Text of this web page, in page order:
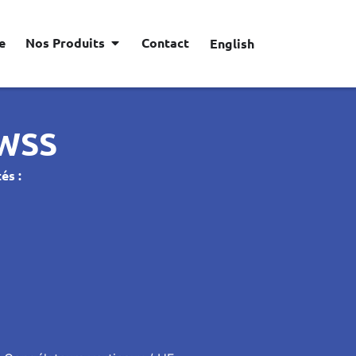
Nos Produits Contact English
: